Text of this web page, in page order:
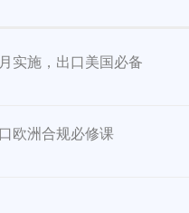
实施，出口美国必备
欧洲合规必修课